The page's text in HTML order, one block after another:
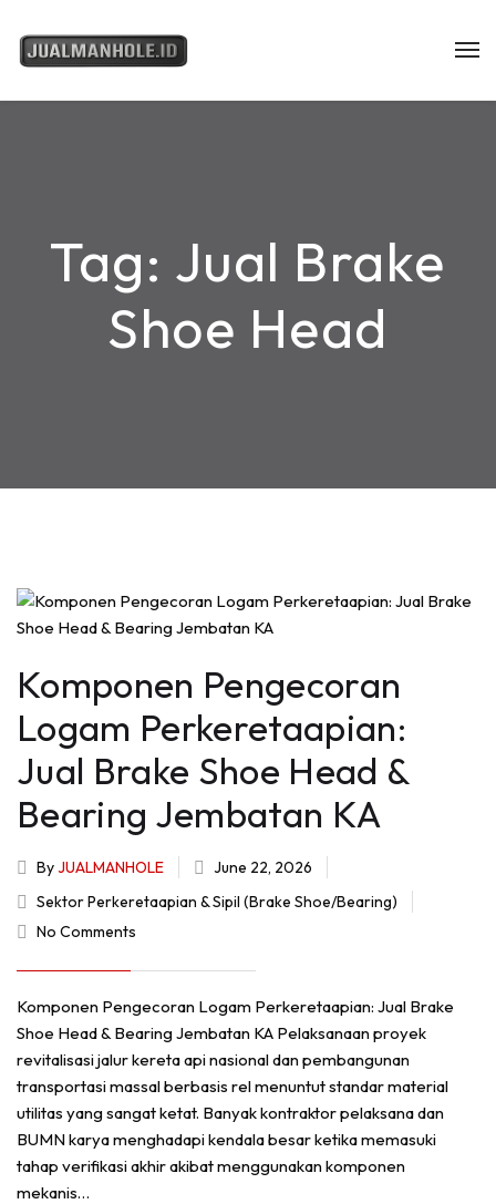
Tag: Jual Brake
Shoe Head
Komponen Pengecoran
Logam Perkeretaapian:
Jual Brake Shoe Head &
Bearing Jembatan KA
ByJUALMANHOLE
June 22, 2026
Sektor Perkeretaapian & Sipil (Brake Shoe/Bearing)
No Comments
Komponen Pengecoran Logam Perkeretaapian: Jual Brake
Shoe Head & Bearing Jembatan KA Pelaksanaan proyek
revitalisasi jalur kereta api nasional dan pembangunan
transportasi massal berbasis rel menuntut standar material
utilitas yang sangat ketat. Banyak kontraktor pelaksana dan
BUMN karya menghadapi kendala besar ketika memasuki
tahap verifikasi akhir akibat menggunakan komponen
mekanis…